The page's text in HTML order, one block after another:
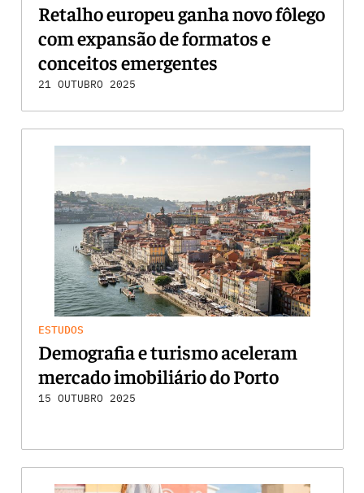
Retalho europeu ganha novo fôlego
com expansão de formatos e
conceitos emergentes
21 OUTUBRO 2025
ESTUDOS
Demografia e turismo aceleram
mercado imobiliário do Porto
15 OUTUBRO 2025